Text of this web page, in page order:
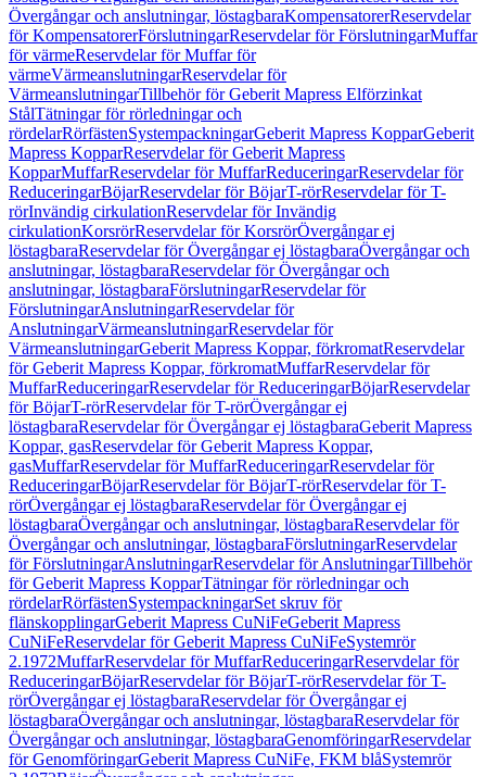
Övergångar och anslutningar, löstagbaraKompensatorerReservdelar
för KompensatorerFörslutningarReservdelar för FörslutningarMuffar
för värmeReservdelar för Muffar för
värmeVärmeanslutningarReservdelar för
VärmeanslutningarTillbehör för Geberit Mapress Elförzinkat
StålTätningar för rörledningar och
rördelarRörfästenSystempackningarGeberit Mapress KopparGeberit
Mapress KopparReservdelar för Geberit Mapress
KopparMuffarReservdelar för MuffarReduceringarReservdelar för
ReduceringarBöjarReservdelar för BöjarT-rörReservdelar för T-
rörInvändig cirkulationReservdelar för Invändig
cirkulationKorsrörReservdelar för KorsrörÖvergångar ej
löstagbaraReservdelar för Övergångar ej löstagbaraÖvergångar och
anslutningar, löstagbaraReservdelar för Övergångar och
anslutningar, löstagbaraFörslutningarReservdelar för
FörslutningarAnslutningarReservdelar för
AnslutningarVärmeanslutningarReservdelar för
VärmeanslutningarGeberit Mapress Koppar, förkromatReservdelar
för Geberit Mapress Koppar, förkromatMuffarReservdelar för
MuffarReduceringarReservdelar för ReduceringarBöjarReservdelar
för BöjarT-rörReservdelar för T-rörÖvergångar ej
löstagbaraReservdelar för Övergångar ej löstagbaraGeberit Mapress
Koppar, gasReservdelar för Geberit Mapress Koppar,
gasMuffarReservdelar för MuffarReduceringarReservdelar för
ReduceringarBöjarReservdelar för BöjarT-rörReservdelar för T-
rörÖvergångar ej löstagbaraReservdelar för Övergångar ej
löstagbaraÖvergångar och anslutningar, löstagbaraReservdelar för
Övergångar och anslutningar, löstagbaraFörslutningarReservdelar
för FörslutningarAnslutningarReservdelar för AnslutningarTillbehör
för Geberit Mapress KopparTätningar för rörledningar och
rördelarRörfästenSystempackningarSet skruv för
flänskopplingarGeberit Mapress CuNiFeGeberit Mapress
CuNiFeReservdelar för Geberit Mapress CuNiFeSystemrör
2.1972MuffarReservdelar för MuffarReduceringarReservdelar för
ReduceringarBöjarReservdelar för BöjarT-rörReservdelar för T-
rörÖvergångar ej löstagbaraReservdelar för Övergångar ej
löstagbaraÖvergångar och anslutningar, löstagbaraReservdelar för
Övergångar och anslutningar, löstagbaraGenomföringarReservdelar
för GenomföringarGeberit Mapress CuNiFe, FKM blåSystemrör